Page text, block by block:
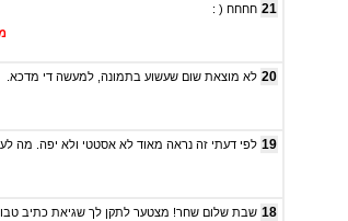
חחחח ( : 21
לא מוצאת שום שעשוע בתמונה, למעשה די מדכא. 20
לפי דעתי זה נראה מאוד לא אסטטי ולא יפה. מה 19
שבת שלום שחר! מצטער לתקן לך שגיאת כתיב 18